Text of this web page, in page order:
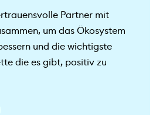
Partner mit
um das Ökosystem
und die wichtigste
die es gibt, positiv zu